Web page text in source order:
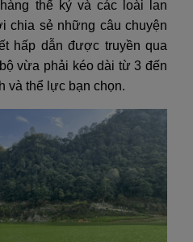
thế kỷ và các loài lan
chia sẻ những câu chuyện
hấp dẫn được truyền qua
vừa phải kéo dài từ 3 đến
và thể lực bạn chọn.